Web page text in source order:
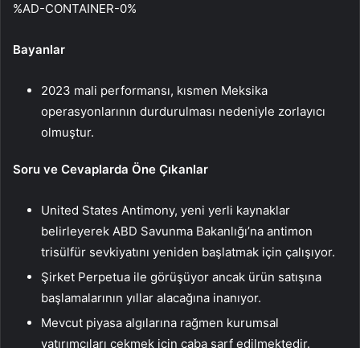
%AD-CONTAINER-0%
Bayanlar
2023 mali performansı, kısmen Meksika
operasyonlarının durdurulması nedeniyle zorlayıcı
olmuştur.
Soru ve Cevaplarda Öne Çıkanlar
United States Antimony, yeni yerli kaynaklar
belirleyerek ABD Savunma Bakanlığı’na antimon
trisülfür sevkiyatını yeniden başlatmak için çalışıyor.
Şirket Perpetua ile görüşüyor ancak ürün satışına
başlamalarının yıllar alacağına inanıyor.
Mevcut piyasa algılarına rağmen kurumsal
yatırımcıları çekmek için çaba sarf edilmektedir.